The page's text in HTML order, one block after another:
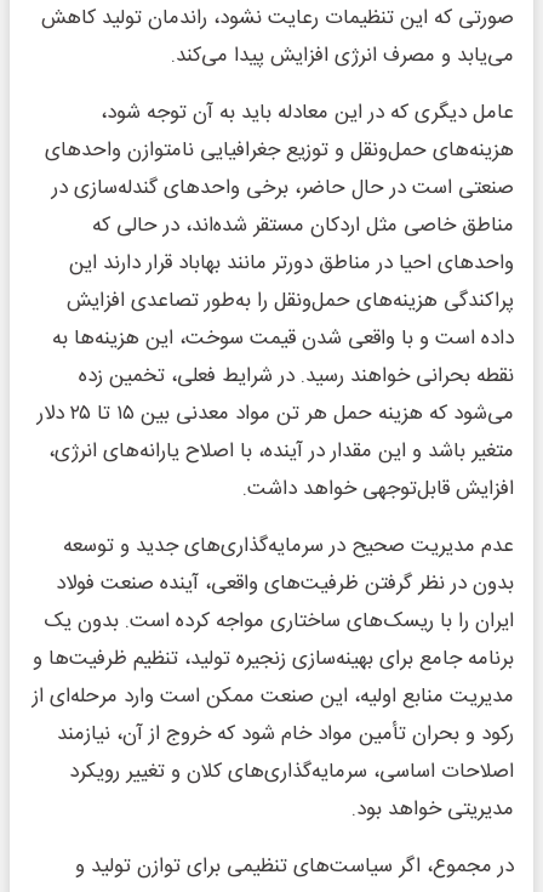
صورتی که این تنظیمات رعایت نشود، راندمان تولید کاهش
می‌یابد و مصرف انرژی افزایش پیدا می‌کند.
عامل دیگری که در این معادله باید به آن توجه شود،
هزینه‌های حمل‌ونقل و توزیع جغرافیایی نامتوازن واحدهای
صنعتی است در حال حاضر، برخی واحدهای گندله‌سازی در
مناطق خاصی مثل اردکان مستقر شده‌اند، در حالی که
واحدهای احیا در مناطق دورتر مانند بهاباد قرار دارند این
پراکندگی هزینه‌های حمل‌ونقل را به‌طور تصاعدی افزایش
داده است و با واقعی شدن قیمت سوخت، این هزینه‌ها به
نقطه بحرانی خواهند رسید. در شرایط فعلی، تخمین زده
می‌شود که هزینه حمل هر تن مواد معدنی بین ۱۵ تا ۲۵ دلار
متغیر باشد و این مقدار در آینده، با اصلاح یارانه‌های انرژی،
افزایش قابل‌توجهی خواهد داشت.
عدم مدیریت صحیح در سرمایه‌گذاری‌های جدید و توسعه
بدون در نظر گرفتن ظرفیت‌های واقعی، آینده صنعت فولاد
ایران را با ریسک‌های ساختاری مواجه کرده است. بدون یک
برنامه جامع برای بهینه‌سازی زنجیره تولید، تنظیم ظرفیت‌ها و
مدیریت منابع اولیه، این صنعت ممکن است وارد مرحله‌ای از
رکود و بحران تأمین مواد خام شود که خروج از آن، نیازمند
اصلاحات اساسی، سرمایه‌گذاری‌های کلان و تغییر رویکرد
مدیریتی خواهد بود.
در مجموع، اگر سیاست‌های تنظیمی برای توازن تولید و